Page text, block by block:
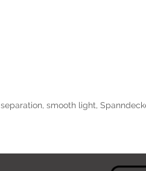
separation, smooth light,